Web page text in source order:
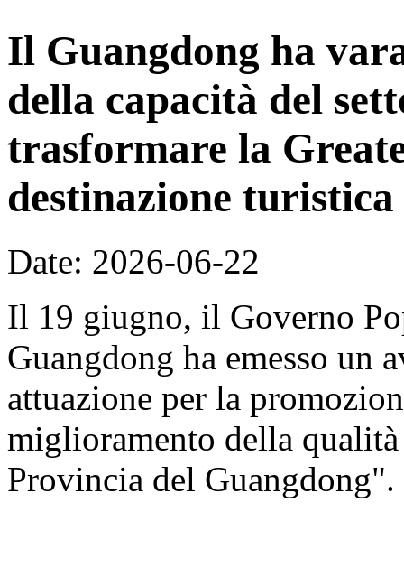
Il Guangdong ha
della capacità del
trasformare la
destinazione
Date: 2026-06-22
Il 19 giugno, il Governo
Guangdong ha emesso un
attuazione per la
miglioramento della
Provincia del Guangdong".